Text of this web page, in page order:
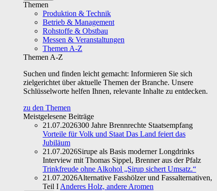
Themen
Produktion & Technik
Betrieb & Management
Rohstoffe & Obstbau
Messen & Veranstaltungen
Themen A-Z
Themen A-Z
Suchen und finden leicht gemacht: Informieren Sie sich
zielgerichtet über aktuelle Themen der Branche. Unsere
Schlüsselworte helfen Ihnen, relevante Inhalte zu entdecken.
zu den Themen
Meistgelesene Beiträge
21.07.2026300 Jahre Brennrechte Staatsempfang
Vorteile für Volk und Staat Das Land feiert das
Jubiläum
21.07.2026Sirupe als Basis moderner Longdrinks
Interview mit Thomas Sippel, Brenner aus der Pfalz
Trinkfreude ohne Alkohol „Sirup sichert Umsatz.“
21.07.2026Alternative Fasshölzer und Fassalternativen,
Teil I Anderes Holz, andere Aromen